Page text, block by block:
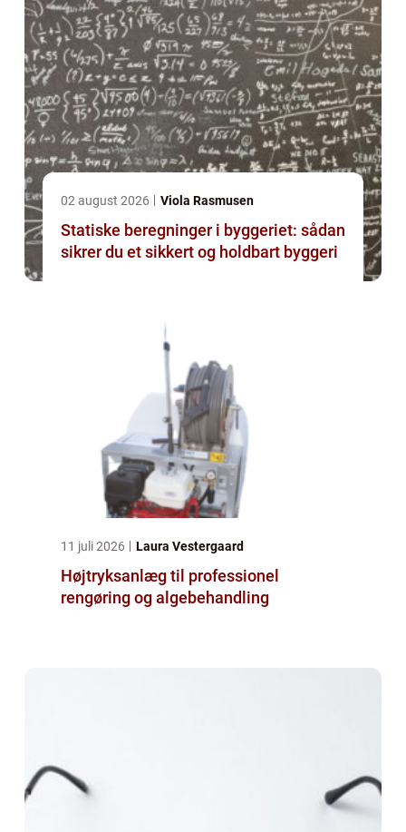
02 august 2026 Viola Rasmusen
Statiske beregninger i byggeriet: sådan
sikrer du et sikkert og holdbart byggeri
11 juli 2026 Laura Vestergaard
Højtryksanlæg til professionel
rengøring og algebehandling